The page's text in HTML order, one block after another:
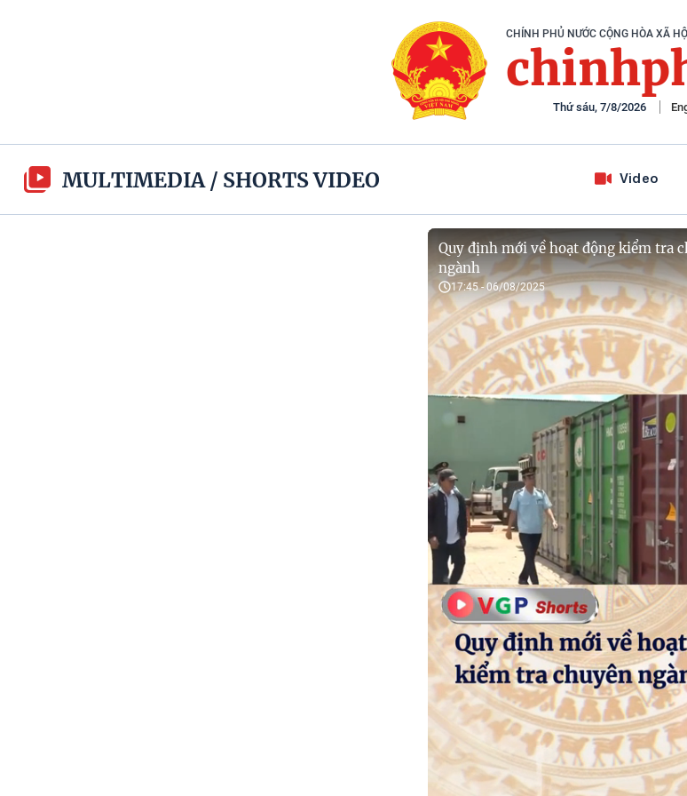
CHÍNH PHỦ NƯỚC CỘNG HÒA XÃ
Thứ sáu, 7/8/2026
MULTIMEDIA/ SHORTS VIDEO Video
Quy định mới về hoạt động kiểm tra
ngành
17:45 - 06/08/2025